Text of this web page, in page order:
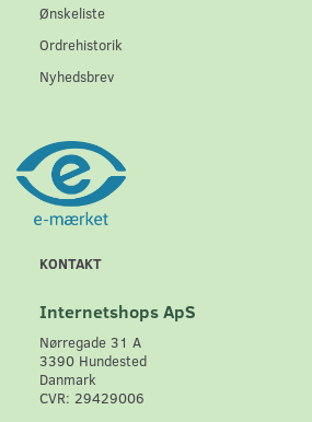
Ønskeliste
Ordrehistorik
Nyhedsbrev
KONTAKT
Internetshops ApS
Nørregade 31 A
3390 Hundested
Danmark
CVR: 29429006